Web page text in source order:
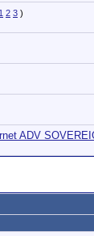
1 2 3 )
ADV